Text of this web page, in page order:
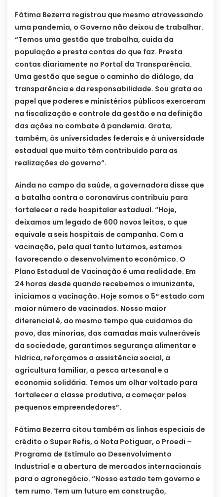
Fátima Bezerra registrou que mesmo atravessando
uma pandemia, o Governo não deixou de trabalhar.
“Temos uma gestão que trabalha, cuida da
população e presta contas do que faz. Presta
contas diariamente no Portal da Transparência.
Uma gestão que segue o caminho do diálogo, da
transparência e da responsabilidade. Sou grata ao
papel que poderes e ministérios públicos exerceram
na fiscalização e controle da gestão e na definição
das ações no combate à pandemia. Grata,
também, às universidades federais e à universidade
estadual que muito têm contribuído para as
realizações do governo”.
Ainda no campo da saúde, a governadora disse que
a batalha contra o coronavírus contribuiu para
fortalecer a rede hospitalar estadual. “Hoje,
deixamos um legado de 600 novos leitos, o que
equivale a seis hospitais de campanha. Com a
vacinação, pela qual tanto lutamos, estamos
favorecendo o desenvolvimento econômico. O
Plano Estadual de Vacinação é uma realidade. Em
24 horas desde quando recebemos o imunizante,
iniciamos a vacinação. Hoje somos o 5º estado com
maior número de vacinados. Nosso maior
diferencial é, ao mesmo tempo que cuidamos do
povo, das minorias, das camadas mais vulneráveis
da sociedade, garantimos segurança alimentar e
hídrica, reforçamos a assistência social, a
agricultura familiar, a pesca artesanal e a
economia solidária. Temos um olhar voltado para
fortalecer a classe produtiva, a começar pelos
pequenos empreendedores”.
Fátima Bezerra citou também as linhas especiais de
crédito o Super Refis, o Nota Potiguar, o Proedi –
Programa de Estímulo ao Desenvolvimento
Industrial e a abertura de mercados internacionais
para o agronegócio. “Nosso estado tem governo e
tem rumo. Tem um futuro em construção,